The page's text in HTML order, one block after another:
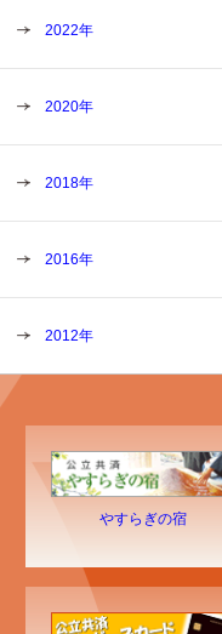
2022年
2020年
2018年
2016年
2012年
やすらぎの宿